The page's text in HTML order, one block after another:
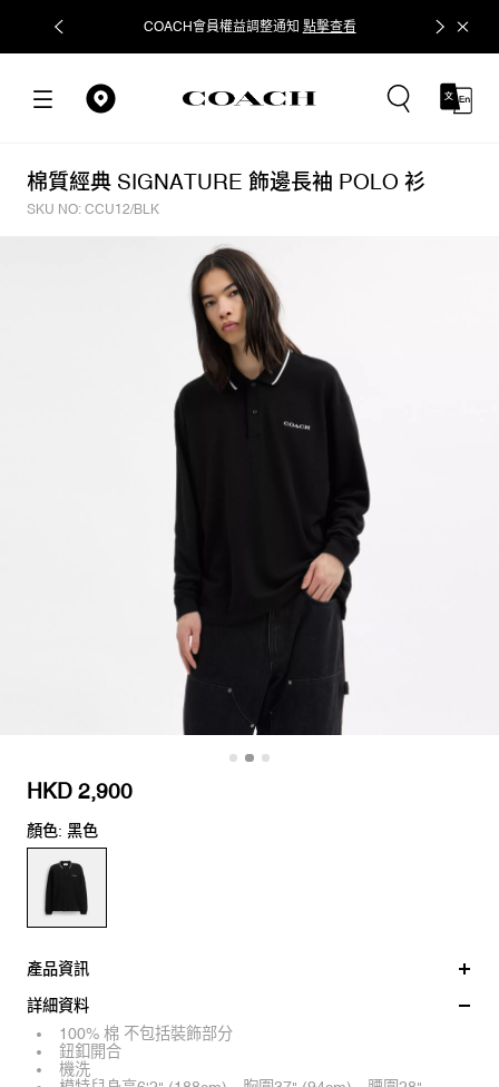
COACH會員權益調整通知 點擊查看 立即追蹤
棉質經典 SIGNATURE 飾邊長袖 POLO 衫
SKU NO: CCU12/BLK
HKD 2,900
顏色: 黑色
產品資訊
詳細資料
100% 棉 不包括裝飾部分
鈕釦開合
機洗